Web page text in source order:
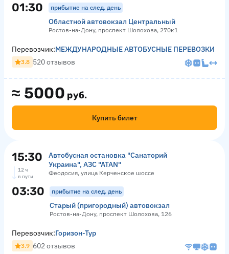
01:30 прибытие на след. день
Областной автовокзал Центральный
Ростов-на-Дону, проспект Шолохова, 270к1
≈ 5000 руб.
Купить билет
Перевозчик:МЕЖДУНАРОДНЫЕ АВТОБУСНЫЕ ПЕРЕВОЗКИ
3.8 520 отзывов
15:30
Автобусная остановка "Санаторий
Украина", АЗС "ATAN"
Феодосия, улица Керченское шоссе
12 ч
в пути
03:30 прибытие на след. день
Старый (пригородный) автовокзал
Ростов-на-Дону, проспект Шолохова, 126
Перевозчик:Горизон-Тур
3.9 602 отзывов